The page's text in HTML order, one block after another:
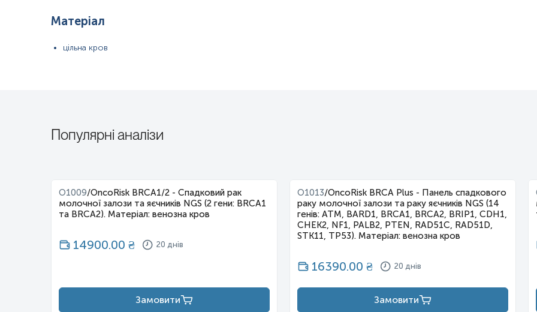
Матеріал
цільна кров
Популярні аналізи
O1009/OncoRisk BRCA1/2 - Спадковий рак
молочної залози та яєчників NGS (2 гени: BRCA1
та BRCA2). Матеріал: венозна кров
14900.00 ₴ 20 днів
Замовити
O1013/OncoRisk BRCA Plus - Панель спадкового
раку молочної залози та раку яєчників NGS (14
генів: ATM, BARD1, BRCA1, BRCA2, BRIP1, CDH1,
CHEK2, NF1, PALB2, PTEN, RAD51C, RAD51D,
STK11, TP53). Матеріал: венозна кров
16390.00 ₴ 20 днів
Замовити